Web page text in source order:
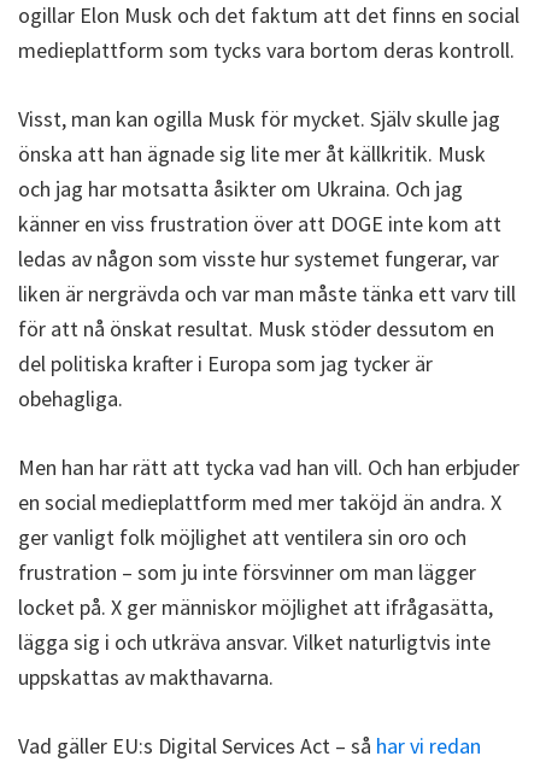
ogillar Elon Musk och det faktum att det finns en social
medieplattform som tycks vara bortom deras kontroll.
Visst, man kan ogilla Musk för mycket. Själv skulle jag
önska att han ägnade sig lite mer åt källkritik. Musk
och jag har motsatta åsikter om Ukraina. Och jag
känner en viss frustration över att DOGE inte kom att
ledas av någon som visste hur systemet fungerar, var
liken är nergrävda och var man måste tänka ett varv till
för att nå önskat resultat. Musk stöder dessutom en
del politiska krafter i Europa som jag tycker är
obehagliga.
Men han har rätt att tycka vad han vill. Och han erbjuder
en social medieplattform med mer taköjd än andra. X
ger vanligt folk möjlighet att ventilera sin oro och
frustration – som ju inte försvinner om man lägger
locket på. X ger människor möjlighet att ifrågasätta,
lägga sig i och utkräva ansvar. Vilket naturligtvis inte
uppskattas av makthavarna.
Vad gäller EU:s Digital Services Act – så har vi redan